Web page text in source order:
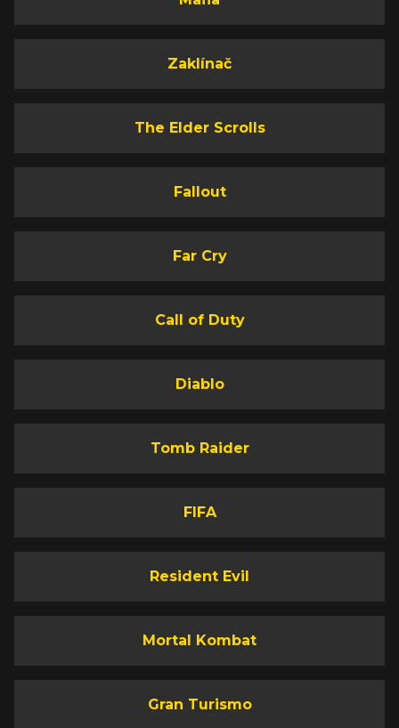
Zaklínač
The Elder Scrolls
Fallout
Far Cry
Call of Duty
Diablo
Tomb Raider
FIFA
Resident Evil
Mortal Kombat
Gran Turismo